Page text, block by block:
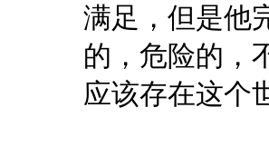
满足，但是他
的，危险的，
应该存在这个